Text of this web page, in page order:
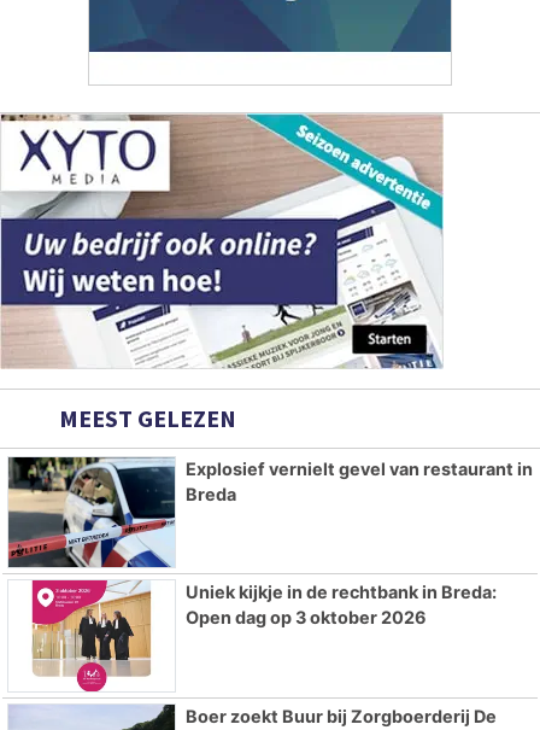
MEEST GELEZEN
Explosief vernielt gevel van restaurant in
Breda
Uniek kijkje in de rechtbank in Breda:
Open dag op 3 oktober 2026
Boer zoekt Buur bij Zorgboerderij De